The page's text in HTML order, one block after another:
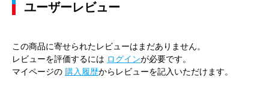
ユーザーレビュー
この商品に寄せられたレビューはまだありません。
レビューを評価するには ログインが必要です。
マイページの 購入履歴からレビューを記入いただけます。